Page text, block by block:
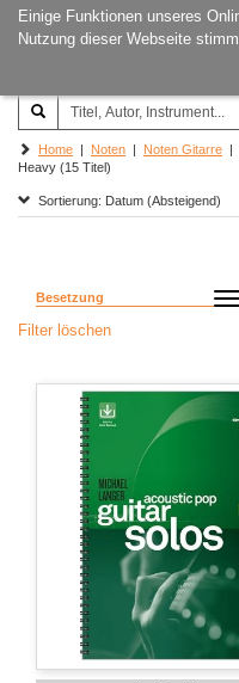
Einige Funktionen unseres
Nutzung dieser Webseite
Hamburg
Home | Noten | Noten Gitarre |
Heavy (15 Titel)
Sortierung: Datum (Absteigend)
Besetzung
Filter löschen